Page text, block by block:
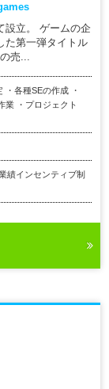
設立。 ゲームの企
た第一弾タイトル
売...
・各種SEの作成 ・
業 ・プロジェクト
績インセンティブ制